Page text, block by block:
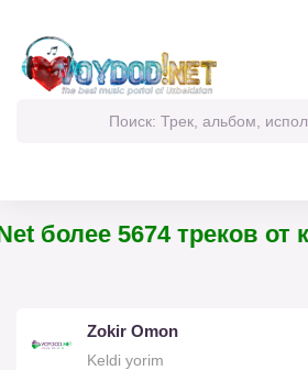
более 5674 треков от
Zokir Omon
Keldi yorim